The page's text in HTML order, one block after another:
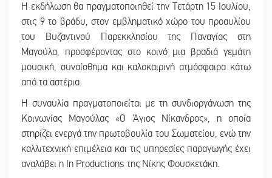
Η εκδήλωση θα πραγματοποιηθεί την Τετάρτη 15 Ιουλίου,
στις 9 το βράδυ, στον εμβληματικό χώρο του προαυλίου
του Βυζαντινού Παρεκκλησίου της Παναγίας στη
Μαγούλα, προσφέροντας στο κοινό μια βραδιά γεμάτη
μουσική, συναίσθημα και καλοκαιρινή ατμόσφαιρα κάτω
από τα αστέρια.
Η συναυλία πραγματοποιείται με τη συνδιοργάνωση της
Κοινωνίας Μαγούλας «Ο Άγιος Νίκανδρος», η οποία
στηρίζει ενεργά την πρωτοβουλία του Σωματείου, ενώ την
καλλιτεχνική επιμέλεια και τις υπηρεσίες παραγωγής έχει
αναλάβει η In Productions της Νίκης Φουσκετάκη.